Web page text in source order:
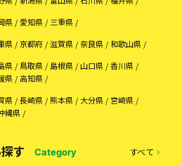
県 愛知県
三重県
県 京都府 滋賀県 奈良県
和歌山県
県 鳥取県 島根県 山口県
香川県
県
高知県
県 長崎県 熊本県 大分県
宮崎県
縄県
す Category すべて